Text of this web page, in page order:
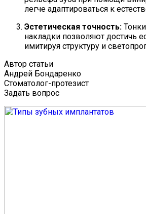
легче адаптироваться к
Эстетическая точность:
накладки позволяют достичь
имитируя структуру и
Автор статьи
Андрей Бондаренко
Стоматолог-протезист
Задать вопрос